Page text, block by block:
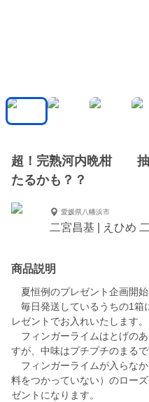
超！完熟河内晩柑 抽
たるかも？？
愛媛県八幡浜市
二宮昌基 | えひめ
商品説明
夏恒例のプレゼント企画開始
毎日発送しているうちの1箱
レゼントでお入れいたします。
フィンガーライムはとげの
すが、中味はプチプチのまるで
フィンガーライムが入らな
料をつかっていない）のロー
ゼントになります。